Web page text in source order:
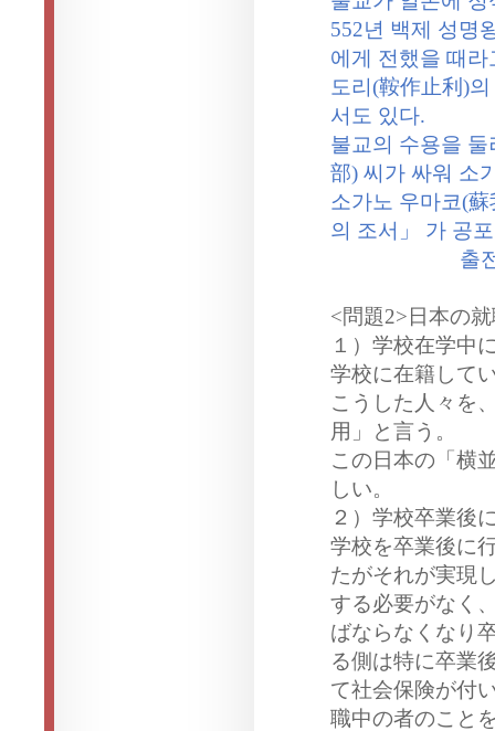
552년 백제 성명
에게 전했을 때라
도리 (鞍作止利 )
서도 있다.
불교의 수용을
部) 씨가 싸워 소
소가노 우마코(蘇
의 조서」 가 공
출
<問題2> 日本の
１） 学校在学中
学校に在籍して
こうした人 々 を
用」と言う。
この日本の「 横
しい。
２） 学校卒業後
学校を卒業後に
たがそれが実現
する必要がなく
ばならなくなり
る側は特に卒業
て社会保険が付
職中の者のこと